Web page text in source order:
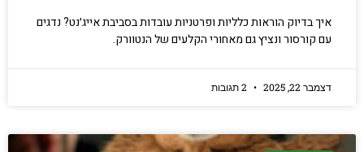
איך בדיוק הוראות כלליות ופרטניות עובדות בסביבת אייג׳נט? נדגים
עם קורסור ונציץ גם מאחורי הקלעים של הנטוורק.
דצמבר 22, 2025